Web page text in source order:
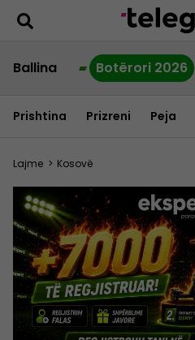
Ballina Botërori 2026
Prishtina Prizreni Peja
Lajme > Kosovë